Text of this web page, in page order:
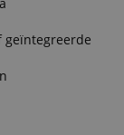
geïntegreerde
service om
De
werken.
the website,
a secure